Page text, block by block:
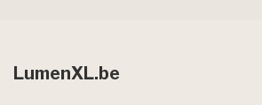
LumenXL.be